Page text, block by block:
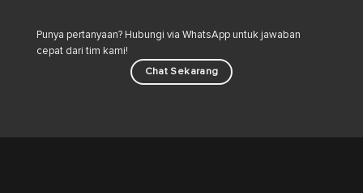
Punya pertanyaan? Hubungi via WhatsApp untuk jawaban
cepat dari tim kami!
Chat Sekarang